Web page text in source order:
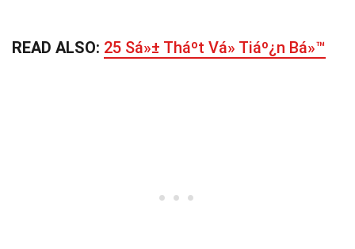
READ ALSO: 25 Sá»± Tháº­t Vá» Tiáº¿n Bá»™